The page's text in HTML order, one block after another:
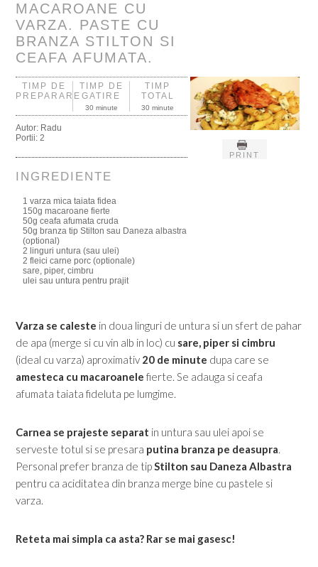
MACAROANE CU
VARZA. PASTE CU
BRANZA STILTON SI
CEAFA AFUMATA.
PRINT
TIMP DE
PREPARARE
TIMP DE
GATIRE
30 minute
TIMP
TOTAL
30 minute
Autor: Radu
Portii:2
INGREDIENTE
1 varza mica taiata fidea
150g macaroane fierte
50g ceafa afumata cruda
50g branza tip Stilton sau Daneza albastra
(optional)
2 linguri untura (sau ulei)
2 fleici carne porc (optionale)
sare, piper, cimbru
ulei sau untura pentru prajit
Varza se caleste in doua linguri de untura si un sfert de pahar
de apa (merge si cu vin alb in loc) cu sare, piper si cimbru
(ideal cu varza) aproximativ 20 de minute dupa care se
amesteca cu macaroanele fierte. Se adauga si ceafa
afumata taiata fideluta pe lumgime.
Carnea se prajeste separat in untura sau ulei apoi se
serveste totul si se presara putina branza pe deasupra
Personal prefer branza de tip Stilton sau Daneza Albastra
pentru ca aciditatea din branza merge bine cu pastele si
varza.
Reteta mai simpla ca asta? Rar se mai gasesc!